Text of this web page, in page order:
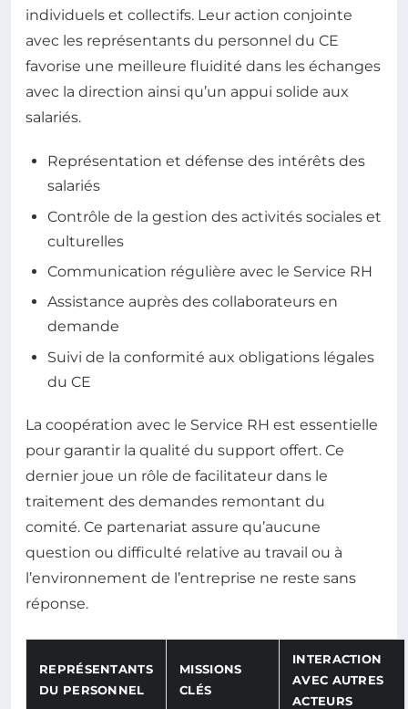
individuels et collectifs. Leur action conjointe
avec les représentants du personnel du CE
favorise une meilleure fluidité dans les échanges
avec la direction ainsi qu’un appui solide aux
salariés.
Représentation et défense des intérêts des
salariés
Contrôle de la gestion des activités sociales et
culturelles
Communication régulière avec le Service RH
Assistance auprès des collaborateurs en
demande
Suivi de la conformité aux obligations légales
du CE
La coopération avec le Service RH est essentielle
pour garantir la qualité du support offert. Ce
dernier joue un rôle de facilitateur dans le
traitement des demandes remontant du
comité. Ce partenariat assure qu’aucune
question ou difficulté relative au travail ou à
l’environnement de l’entreprise ne reste sans
réponse.
REPRÉSENTANTS
DU PERSONNEL
MISSIONS
CLÉS
INTERACTION
AVEC AUTRES
ACTEURS